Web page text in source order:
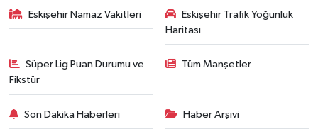
Eskişehir Namaz Vakitleri
Eskişehir Trafik Yoğunluk
Haritası
Süper Lig Puan Durumu ve
Fikstür
Tüm Manşetler
Son Dakika Haberleri Haber Arşivi